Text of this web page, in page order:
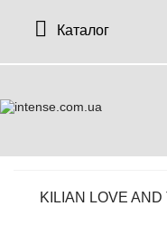
Каталог
KILIAN LOVE